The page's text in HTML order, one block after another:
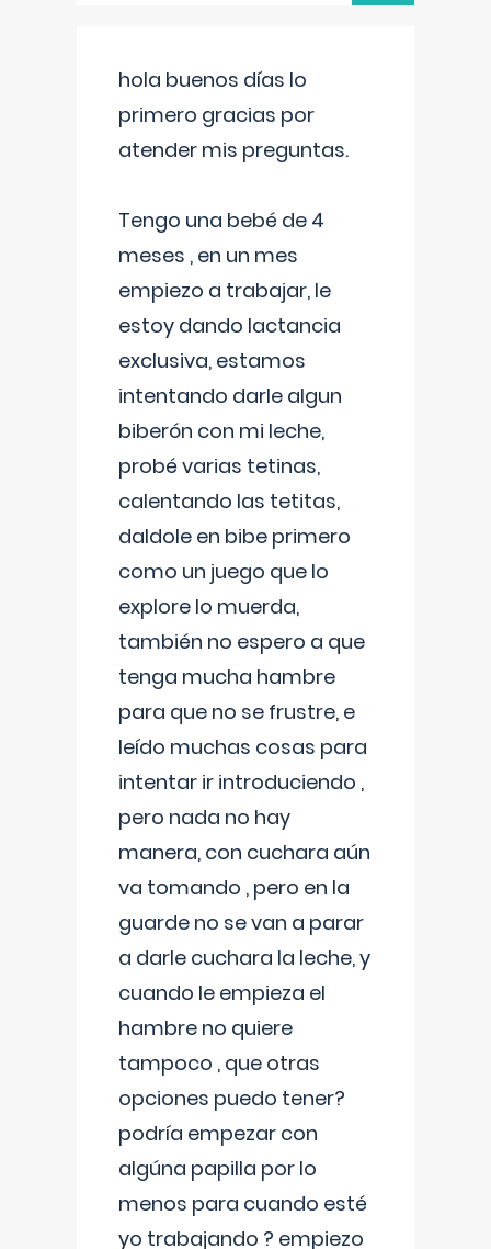
hola buenos días lo
primero gracias por
atender mis preguntas.
Tengo una bebé de 4
meses , en un mes
empiezo a trabajar, le
estoy dando lactancia
exclusiva, estamos
intentando darle algun
biberón con mi leche,
probé varias tetinas,
calentando las tetitas,
daldole en bibe primero
como un juego que lo
explore lo muerda,
también no espero a que
tenga mucha hambre
para que no se frustre, e
leído muchas cosas para
intentar ir introduciendo ,
pero nada no hay
manera, con cuchara aún
va tomando , pero en la
guarde no se van a parar
a darle cuchara la leche, y
cuando le empieza el
hambre no quiere
tampoco , que otras
opciones puedo tener?
podría empezar con
algúna papilla por lo
menos para cuando esté
yo trabajando ? empiezo